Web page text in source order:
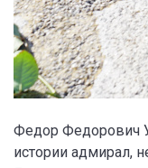
Федор Федорович
истории адмирал,